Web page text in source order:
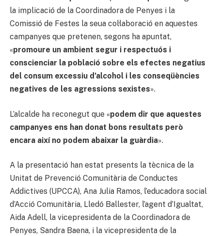
la implicació de la Coordinadora de Penyes i la
Comissió de Festes la seua col·laboració en aquestes
campanyes que pretenen, segons ha apuntat,
«promoure un ambient segur i respectuós i
conscienciar la població sobre els efectes negatius
del consum excessiu d’alcohol i les conseqüències
negatives de les agressions sexistes».
L’alcalde ha reconegut que «podem dir que aquestes
campanyes ens han donat bons resultats però
encara així no podem abaixar la guàrdia».
A la presentació han estat presents la tècnica de la
Unitat de Prevenció Comunitària de Conductes
Addictives (UPCCA), Ana Julia Ramos, l’educadora social
d’Acció Comunitària, Lledó Ballester, l’agent d’Igualtat,
Aida Adell, la vicepresidenta de la Coordinadora de
Penyes, Sandra Baena, i la vicepresidenta de la